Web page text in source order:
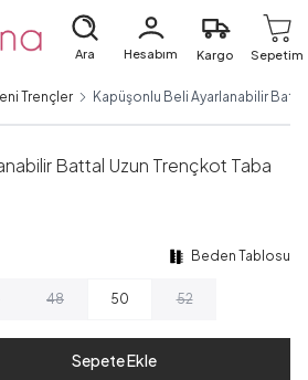
Ara Hesabım Kargo Sepetim
Trençler Kapüşonlu Beli Ayarlanabilir
Battal Uzun Trençkot Taba
Beden Tablosu
48 50 52
Sepete Ekle